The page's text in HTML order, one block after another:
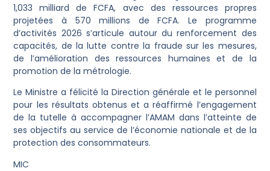
1,033 milliard de FCFA, avec des ressources propres
projetées à 570 millions de FCFA. Le programme
d’activités 2026 s’articule autour du renforcement des
capacités, de la lutte contre la fraude sur les mesures,
de l’amélioration des ressources humaines et de la
promotion de la métrologie.
Le Ministre a félicité la Direction générale et le personnel
pour les résultats obtenus et a réaffirmé l’engagement
de la tutelle à accompagner l’AMAM dans l’atteinte de
ses objectifs au service de l’économie nationale et de la
protection des consommateurs.
MIC